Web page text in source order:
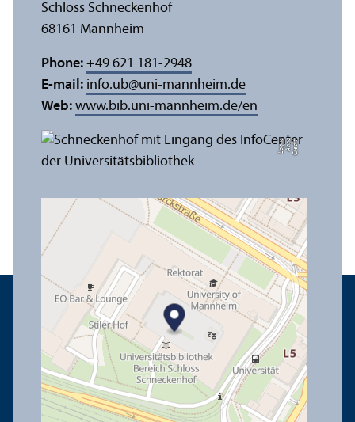
C
r
e
di
t:
A
n
n
a
L
o
g
u
e
Schloss Schneckenhof
68161 Mannheim
Phone: +49 621 181-2948
E-mail: info.ub@uni-mannheim.de
Web: www.bib.uni-mannheim.de/en